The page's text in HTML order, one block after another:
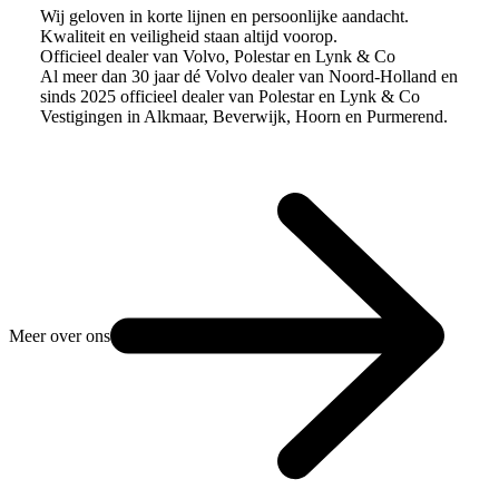
Wij geloven in korte lijnen en persoonlijke aandacht.
Kwaliteit en veiligheid staan altijd voorop.
Officieel dealer van Volvo, Polestar en Lynk & Co
Al meer dan 30 jaar dé Volvo dealer van Noord-Holland en
sinds 2025 officieel dealer van Polestar en Lynk & Co
Vestigingen in Alkmaar, Beverwijk, Hoorn en Purmerend.
Meer over ons